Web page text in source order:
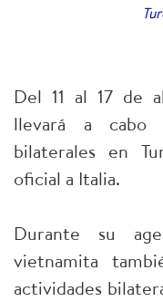
Del 11 al 17 de
llevará a cabo
bilaterales en
oficial a Italia.
Durante su
vietnamita
actividades